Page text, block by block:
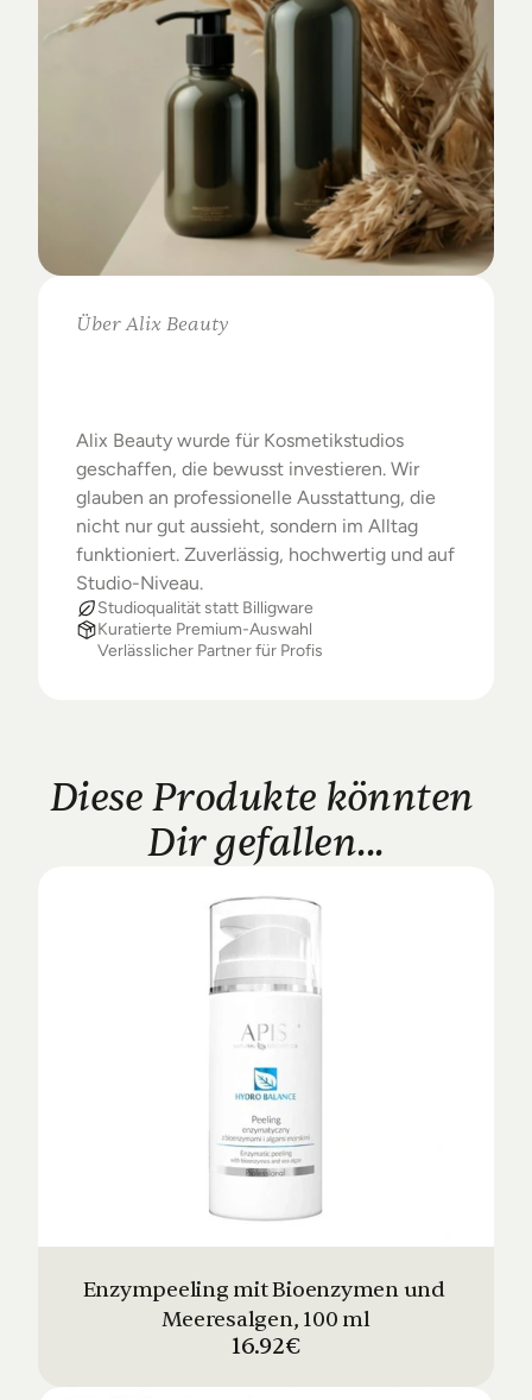
Über Alix Beauty
Alix Beauty wurde für Kosmetikstudios
geschaffen, die bewusst investieren. Wir
glauben an professionelle Ausstattung, die
nicht nur gut aussieht, sondern im Alltag
funktioniert. Zuverlässig, hochwertig und auf
Studio-Niveau.
Studioqualität statt Billigware
Kuratierte Premium-Auswahl
Verlässlicher Partner für Profis
Diese Produkte könnten
Dir gefallen...
Enzympeeling mit Bioenzymen und
Meeresalgen, 100 ml
16.92€